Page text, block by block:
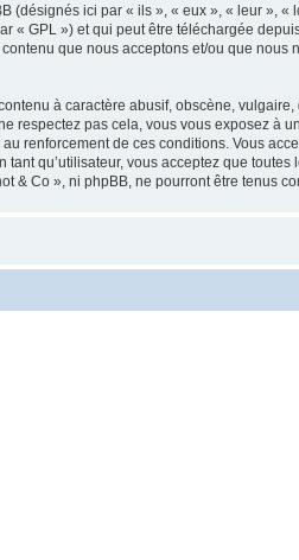
(désignés ici par « ils », « eux », « leur »,
« GPL ») et qui peut être téléchargée
que nous acceptons et/ou que nous
à caractère abusif, obscène,
respectez pas cela, vous vous exposez à
renforcement de ces conditions. Vous
tant qu’utilisateur, vous acceptez que
& Co », ni phpBB, ne pourront être tenus